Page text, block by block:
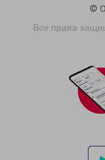
©
Все права